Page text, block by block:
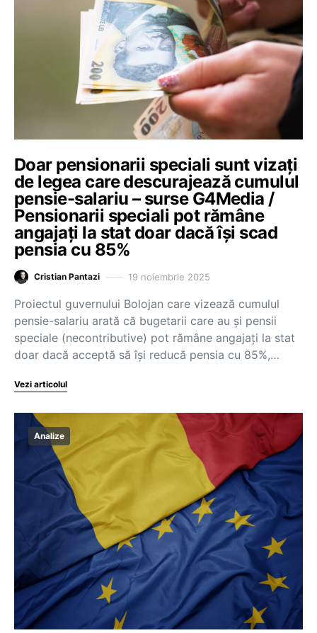
Doar pensionarii speciali sunt vizați
de legea care descurajează cumulul
pensie-salariu – surse G4Media /
Pensionarii speciali pot rămâne
angajați la stat doar dacă își scad
pensia cu 85%
Cristian Pantazi 19 noiembrie 2025
Proiectul guvernului Bolojan care vizează cumulul
pensie-salariu arată că bugetarii care au și pensii
speciale (necontributive) pot rămâne angajați la stat
doar dacă acceptă să își reducă pensia cu 85%,…
Vezi articolul
Analize